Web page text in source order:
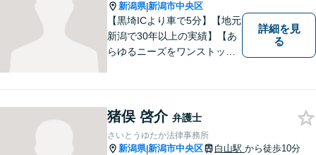
新潟県|新潟市中央区
【黒埼ICより車で5分】【地元
新潟で30年以上の実績】【あ
らゆるニーズをワンストップ
の努力をいたします。
詳細を見
る
猪俣 啓介 弁護士
さいとうゆたか法律事務所
新潟県|新潟市中央区 白山駅 から徒歩10分